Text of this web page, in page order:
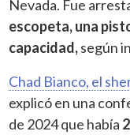
Nevada. Fue
escopeta, una
capacidad,según
Chad Bianco, el
explicó en una
de 2024 que había